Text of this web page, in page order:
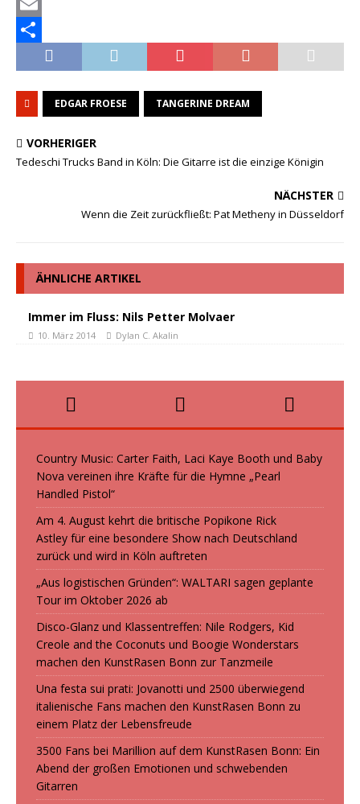
a
c
k
M
a
o
E
e
EDGAR FROESE TANGERINE DREAM
VORHERIGER
Tedeschi Trucks Band in Köln: Die Gitarre ist die einzige Königin
NÄCHSTER
Wenn die Zeit zurückfließt: Pat Metheny in Düsseldorf
ÄHNLICHE ARTIKEL
Immer im Fluss: Nils Petter Molvaer
10. März 2014 Dylan C. Akalin
Country Music: Carter Faith, Laci Kaye Booth und Baby
Nova vereinen ihre Kräfte für die Hymne „Pearl
Handled Pistol“
Am 4. August kehrt die britische Popikone Rick
Astley für eine besondere Show nach Deutschland
zurück und wird in Köln auftreten
„Aus logistischen Gründen“: WALTARI sagen geplante
Tour im Oktober 2026 ab
Disco-Glanz und Klassentreffen: Nile Rodgers, Kid
Creole and the Coconuts und Boogie Wonderstars
machen den KunstRasen Bonn zur Tanzmeile
Una festa sui prati: Jovanotti und 2500 überwiegend
italienische Fans machen den KunstRasen Bonn zu
einem Platz der Lebensfreude
3500 Fans bei Marillion auf dem KunstRasen Bonn: Ein
Abend der großen Emotionen und schwebenden
Gitarren